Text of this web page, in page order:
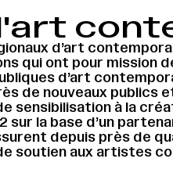
d’art
qui ont pour mission
d’art
de nouveaux publics
sensibilisation à la
sur la base d’un
depuis près de
soutien aux artistes